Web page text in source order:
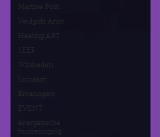
Martine Post
Veldgids Anor
Healing ART
LEEF
Wijsheden
Lichaam
Ervaringen
EVENT
energetische
huisreiniging